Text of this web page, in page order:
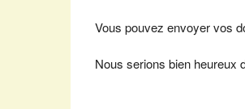
Vous pouvez envoyer vos
Nous serions bien heureux